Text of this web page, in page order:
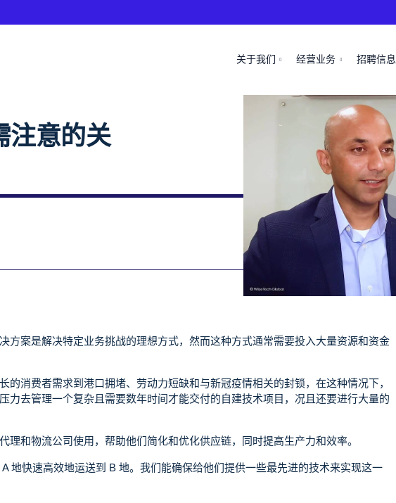
关于我们 经营业务 招聘信息
注意的关
方案是解决特定业务挑战的理想方式，然而这种方式通常需要投入大量资源和资金
的消费者需求到港口拥堵、劳动力短缺和与新冠疫情相关的封锁，在这种情况下，
力去管理一个复杂且需要数年时间才能交付的自建技术项目，况且还要进行大量的
理和物流公司使用，帮助他们简化和优化供应链，同时提高生产力和效率。
地快速高效地运送到 B 地。我们能确保给他们提供一些最先进的技术来实现这一